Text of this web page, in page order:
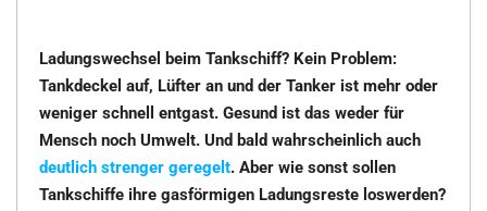
Ladungswechsel beim Tankschiff? Kein Problem:
Tankdeckel auf, Lüfter an und der Tanker ist mehr oder
weniger schnell entgast. Gesund ist das weder für
Mensch noch Umwelt. Und bald wahrscheinlich auch
deutlich strenger geregelt. Aber wie sonst sollen
Tankschiffe ihre gasförmigen Ladungsreste loswerden?